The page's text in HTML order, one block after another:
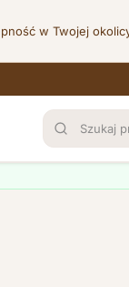
w Twojej